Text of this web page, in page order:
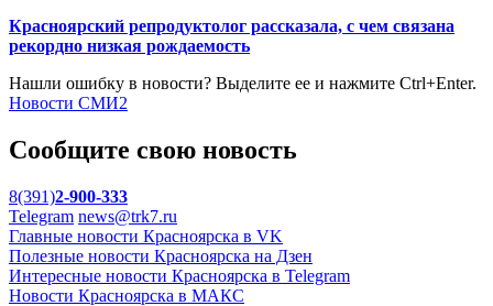
Красноярский репродуктолог рассказала, с чем связана
рекордно низкая рождаемость
Нашли ошибку в новости? Выделите ее и нажмите Ctrl+Enter.
Новости СМИ2
Сообщите свою новость
8(391)2-900-333
Telegram news@trk7.ru
Главные новости Красноярска в VK
Полезные новости Красноярска на Дзен
Интересные новости Красноярска в Telegram
Новости Красноярска в МАКС